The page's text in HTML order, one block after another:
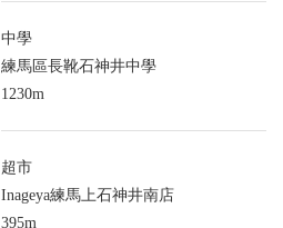
中學
練馬區長靴石神井中學
1230m
超市
Inageya練馬上石神井南店
395m